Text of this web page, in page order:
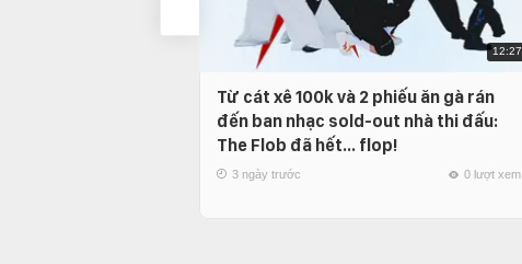
12:27
Từ cát xê 100k và 2 phiếu ăn gà rán
đến ban nhạc sold-out nhà thi đấu:
The Flob đã hết… flop!
3 ngày trước 0 lượt xem